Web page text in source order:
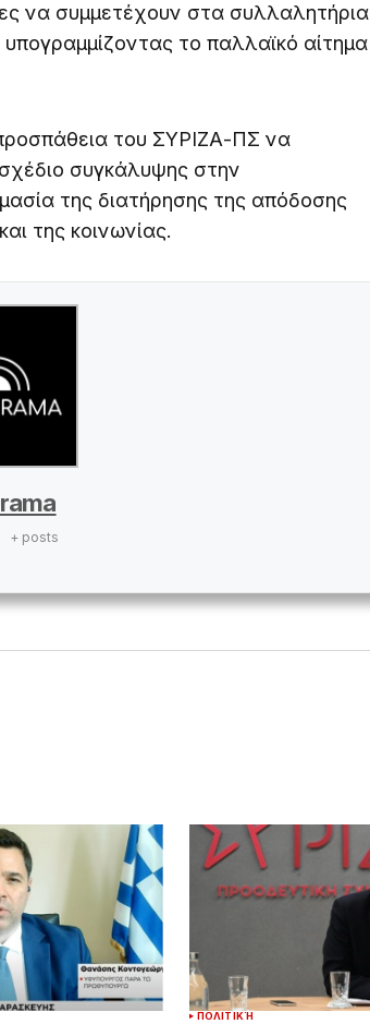
να συμμετέχουν στα συλλαλητήρια
υπογραμμίζοντας το παλλαϊκό αίτημα
του ΣΥΡΙΖΑ-ΠΣ να
συγκάλυψης στην
της διατήρησης της απόδοσης
της κοινωνίας.
+ posts
ΠΟΛΙΤΙΚΉ